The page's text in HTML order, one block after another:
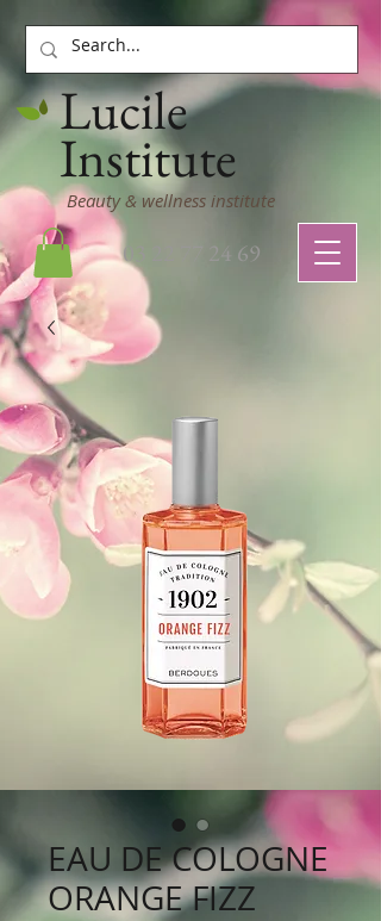
Lucile
Institute
Beauty & wellness institute
03 22 77 24 69
EAU DE COLOGNE
ORANGE FIZZ